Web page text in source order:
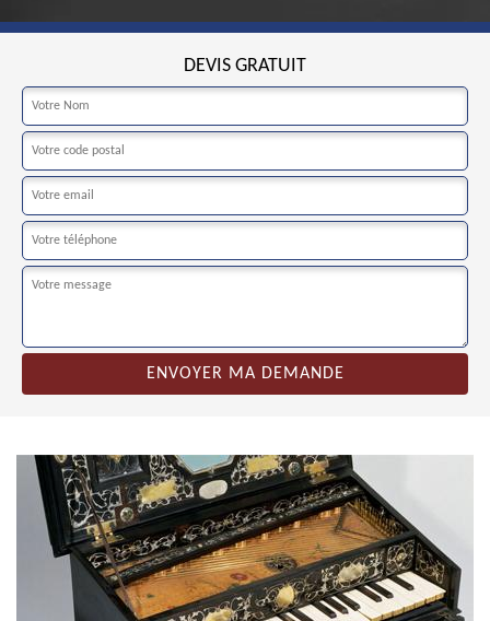
DEVIS GRATUIT